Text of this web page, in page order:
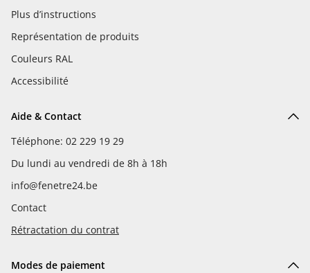
Plus d’instructions
Représentation de produits
Couleurs RAL
Accessibilité
Aide & Contact
Téléphone: 02 229 19 29
Du lundi au vendredi de 8h à 18h
info@fenetre24.be
Contact
Rétractation du contrat
Modes de paiement